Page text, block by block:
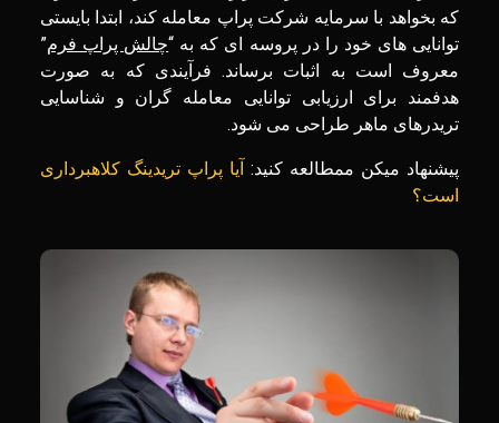
که بخواهد با سرمایه شرکت پراپ معامله کند، ابتدا بایستی
توانایی های خود را در پروسه ای که به “چالش پراپ فرم”
معروف است به اثبات برساند. فرآیندی که به صورت
هدفمند برای ارزیابی توانایی معامله گران و شناسایی
تریدرهای ماهر طراحی می شود.
پیشنهاد میکن ممطالعه کنید: آیا پراپ تریدینگ کلاهبرداری
است؟